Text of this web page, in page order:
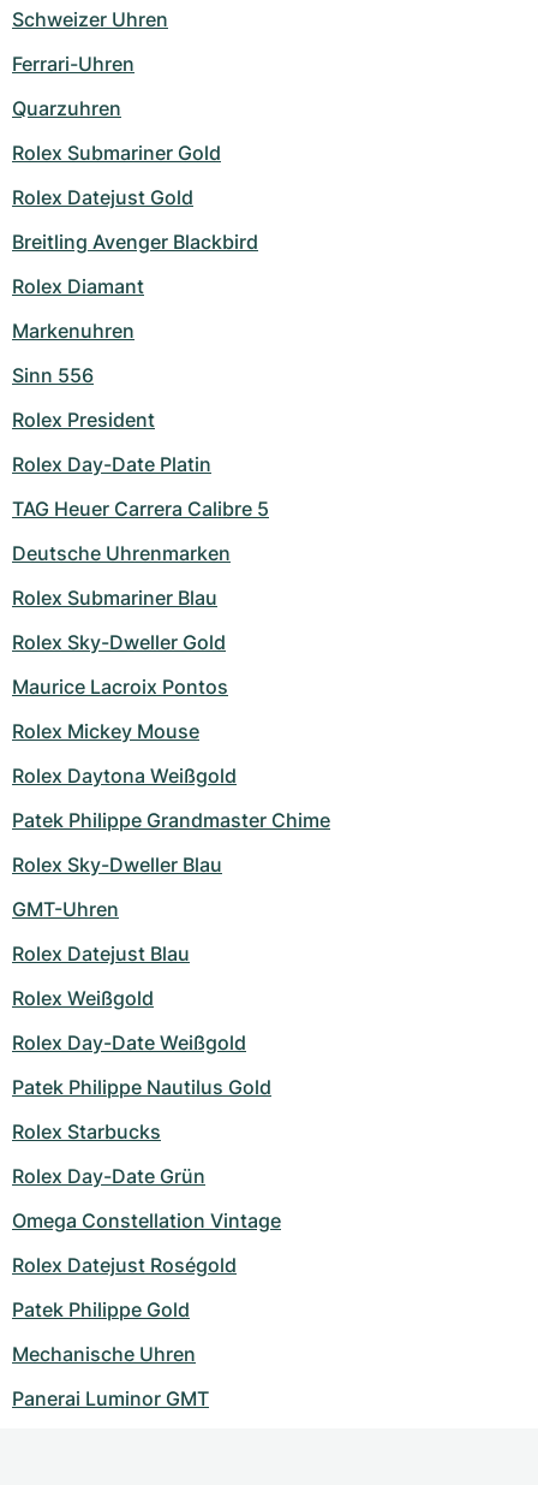
Schweizer Uhren
Ferrari-Uhren
Quarzuhren
Rolex Submariner Gold
Rolex Datejust Gold
Breitling Avenger Blackbird
Rolex Diamant
Markenuhren
Sinn 556
Rolex President
Rolex Day-Date Platin
TAG Heuer Carrera Calibre 5
Deutsche Uhrenmarken
Rolex Submariner Blau
Rolex Sky-Dweller Gold
Maurice Lacroix Pontos
Rolex Mickey Mouse
Rolex Daytona Weißgold
Patek Philippe Grandmaster Chime
Rolex Sky-Dweller Blau
GMT-Uhren
Rolex Datejust Blau
Rolex Weißgold
Rolex Day-Date Weißgold
Patek Philippe Nautilus Gold
Rolex Starbucks
Rolex Day-Date Grün
Omega Constellation Vintage
Rolex Datejust Roségold
Patek Philippe Gold
Mechanische Uhren
Panerai Luminor GMT